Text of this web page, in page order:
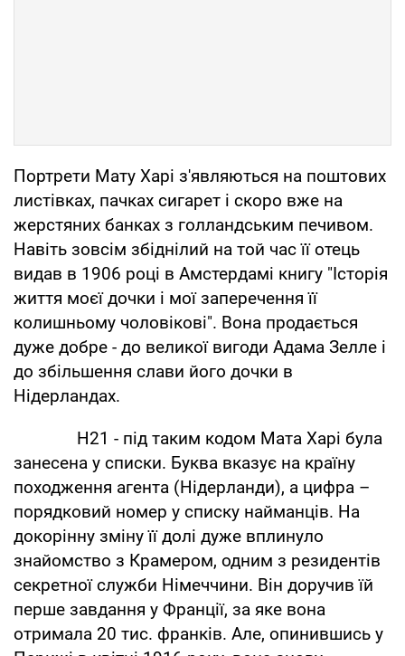
Портрети Мату Харі з'являються на поштових
листівках, пачках сигарет і скоро вже на
жерстяних банках з голландським печивом.
Навіть зовсім збіднілий на той час її отець
видав в 1906 році в Амстердамі книгу "Історія
життя моєї дочки і мої заперечення її
колишньому чоловікові". Вона продається
дуже добре - до великої вигоди Адама Зелле і
до збільшення слави його дочки в
Нідерландах.
Н21 - під таким кодом Мата Харі була
занесена у списки. Буква вказує на країну
походження агента (Нідерланди), а цифра –
порядковий номер у списку найманців. На
докорінну зміну її долі дуже вплинуло
знайомство з Крамером, одним з резидентів
секретної служби Німеччини. Він доручив їй
перше завдання у Франції, за яке вона
отримала 20 тис. франків. Але, опинившись у